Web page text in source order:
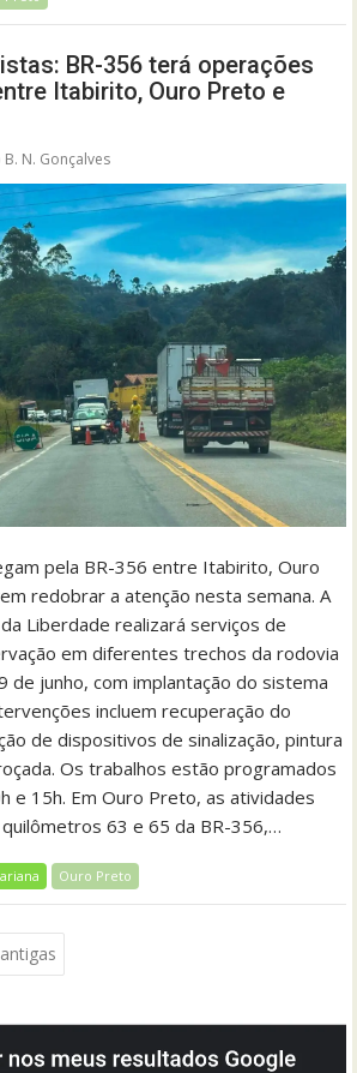
BR-356 terá operações
Itabirito, Ouro Preto e
B. N. Gonçalves
pela BR-356 entre Itabirito, Ouro
redobrar a atenção nesta semana. A
Liberdade realizará serviços de
em diferentes trechos da rodovia
de junho, com implantação do sistema
incluem recuperação do
de dispositivos de sinalização, pintura
Os trabalhos estão programados
e 15h. Em Ouro Preto, as atividades
63 e 65 da BR-356,…
Ouro Preto